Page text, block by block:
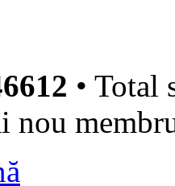
• Total
nou